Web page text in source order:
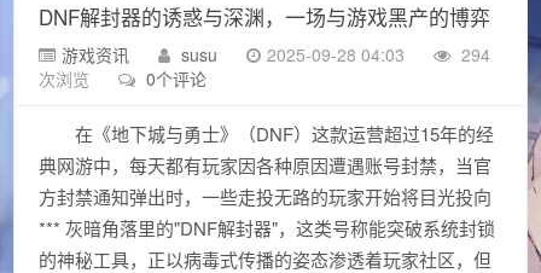
DNF解封器的诱惑与深渊，一场与游戏黑产的博弈
游戏资讯 susu 2025-09-28 04:03
294
次浏览
0个评论
在《地下城与勇士》（DNF）这款运营超过15年的经
典网游中，每天都有玩家因各种原因遭遇账号封禁，当官
方封禁通知弹出时，一些走投无路的玩家开始将目光投向
*** 灰暗角落里的"DNF解封器"，这类号称能突破系统封锁
的神秘工具，正以病毒式传播的姿态渗透着玩家社区，但